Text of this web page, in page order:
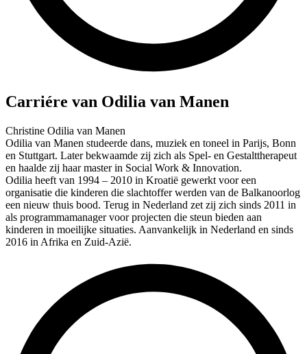
Carriére van Odilia van Manen
Christine Odilia van Manen
Odilia van Manen studeerde dans, muziek en toneel in Parijs, Bonn
en Stuttgart. Later bekwaamde zij zich als Spel- en Gestalttherapeut
en haalde zij haar master in Social Work & Innovation.
Odilia heeft van 1994 – 2010 in Kroatië gewerkt voor een
organisatie die kinderen die slachtoffer werden van de Balkanoorlog
een nieuw thuis bood. Terug in Nederland zet zij zich sinds 2011 in
als programmamanager voor projecten die steun bieden aan
kinderen in moeilijke situaties. Aanvankelijk in Nederland en sinds
2016 in Afrika en Zuid-Azië.